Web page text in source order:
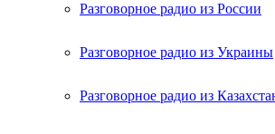
Разговорное радио из России
Разговорное радио из Украины
Разговорное радио из